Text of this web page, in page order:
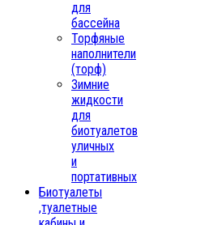
для
бассейна
Торфяные
наполнители
(торф)
Зимние
жидкости
для
биотуалетов
уличных
и
портативных
Биотуалеты
,туалетные